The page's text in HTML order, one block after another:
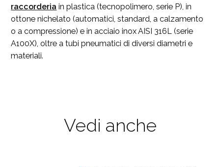
raccorderia in plastica (tecnopolimero, serie P), in
ottone nichelato (automatici, standard, a calzamento
o a compressione) e in acciaio inox AISI 316L (serie
A100X), oltre a tubi pneumatici di diversi diametri e
materiali.
Vedi anche